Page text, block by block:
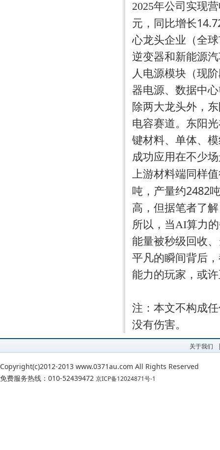
2025年公司实现
元，同比增长
心龙头企业（全
逆变器和新能源
人电源模块（现
器电源、数据中
除两大龙头外，
电容赛道。东阳
键材料、单体、
成功应用在不少
上游材料端同样
吨 ，产量约2482吨
高，但据笔者了
所以，当AI算力
能量被秒级回收
平凡的瞬间背后
能力的玩家，或
注：本文不构成
没有伤害。
关于我们
Copyright(c)2012-2013 www.0371au.com All Rights Reserved
免费服务热线：010-52439472 京ICP备12024871号-1